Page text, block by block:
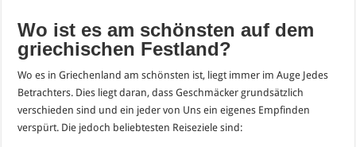
Wo ist es am schönsten auf dem
griechischen Festland?
Wo es in Griechenland am schönsten ist, liegt immer im Auge Jedes
Betrachters. Dies liegt daran, dass Geschmäcker grundsätzlich
verschieden sind und ein jeder von Uns ein eigenes Empfinden
verspürt. Die jedoch beliebtesten Reiseziele sind: